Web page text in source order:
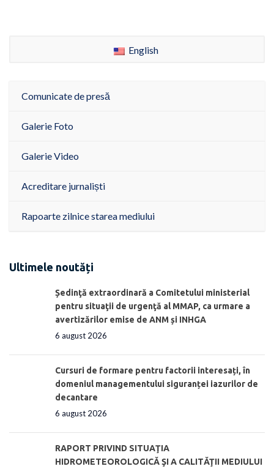
English
Comunicate de presă
Galerie Foto
Galerie Video
Acreditare jurnaliști
Rapoarte zilnice starea mediului
Ultimele noutăți
Ședinţă extraordinară a Comitetului ministerial
pentru situaţii de urgenţă al MMAP, ca urmare a
avertizărilor emise de ANM și INHGA
6 august 2026
Cursuri de formare pentru factorii interesați, în
domeniul managementului siguranței iazurilor de
decantare
6 august 2026
RAPORT PRIVIND SITUAŢIA
HIDROMETEOROLOGICĂ ŞI A CALITĂŢII MEDIULUI